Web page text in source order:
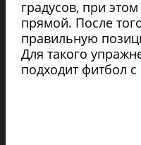
градусов, при
прямой. После
правильную
Для такого
подходит фитбол с